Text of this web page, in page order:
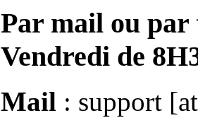
Par mail ou par
Vendredi de
Mail : support